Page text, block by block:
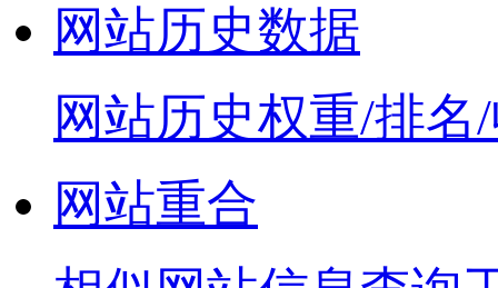
网站历史数据
网站历史权重/排名
网站重合